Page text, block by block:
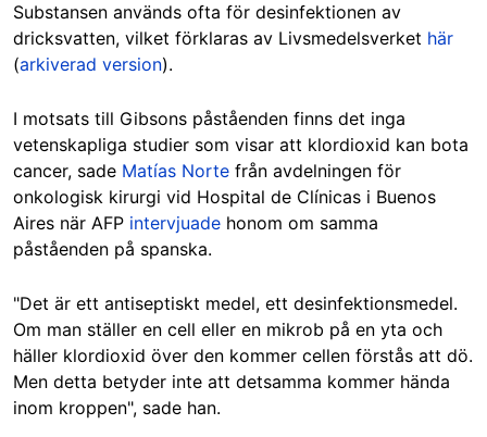
Substansen används ofta för desinfektionen av
dricksvatten, vilket förklaras av Livsmedelsverket här
(arkiverad version).
I motsats till Gibsons påståenden finns det inga
vetenskapliga studier som visar att klordioxid kan bota
cancer, sade Matías Norte från avdelningen för
onkologisk kirurgi vid Hospital de Clínicas i Buenos
Aires när AFP intervjuade honom om samma
påståenden på spanska.
"Det är ett antiseptiskt medel, ett desinfektionsmedel.
Om man ställer en cell eller en mikrob på en yta och
häller klordioxid över den kommer cellen förstås att dö.
Men detta betyder inte att detsamma kommer hända
inom kroppen", sade han.